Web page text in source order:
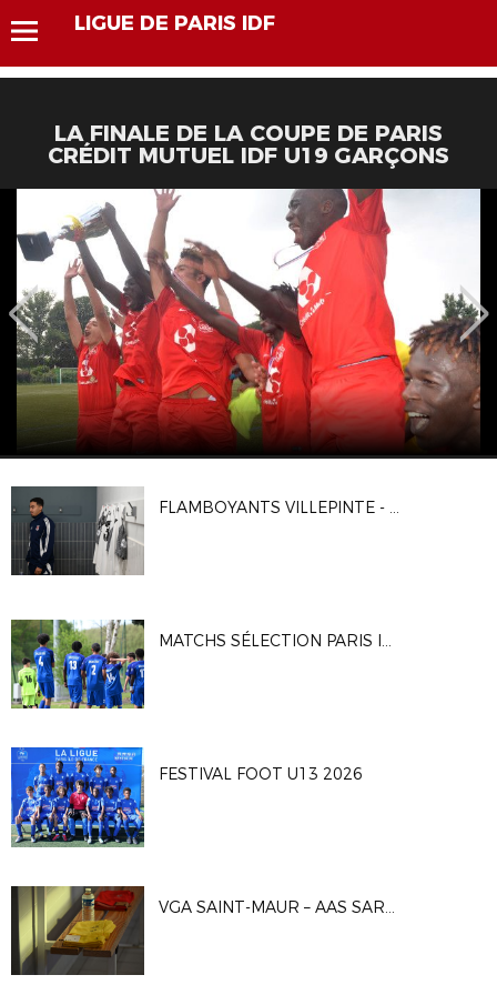
LIGUE DE PARIS IDF
LA FINALE DE LA COUPE DE PARIS
CRÉDIT MUTUEL IDF U19 GARÇONS
FLAMBOYANTS VILLEPINTE - CA VITRY 2-1
MATCHS SÉLECTION PARIS IDF U16G
FESTIVAL FOOT U13 2026
VGA SAINT-MAUR – AAS SARCELLES 1-0